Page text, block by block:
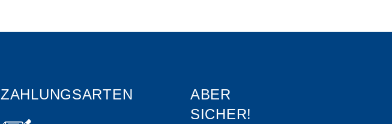
ZAHLUNGSARTEN
ABER
SICHER!